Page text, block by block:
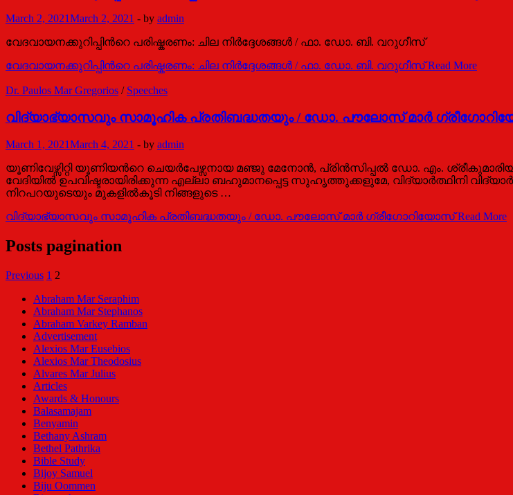
March 2, 2021March 2, 2021 - by admin
വേദവായനക്കുറിപ്പിന്‍റെ പരിഷ്കരണം: ചില നിര്‍ദ്ദേശങ്ങള്‍ / ഫാ. ഡോ. ബി. വറുഗീസ്
വേദവായനക്കുറിപ്പിന്‍റെ പരിഷ്കരണം: ചില നിര്‍ദ്ദേശങ്ങള്‍ / ഫാ. ഡോ. ബി. വറുഗീസ്Read More
Dr. Paulos Mar Gregorios / Speeches
വിദ്യാഭ്യാസവും സാമൂഹിക പ്രതിബദ്ധതയും / ഡോ. പൗലോസ് മാര്‍
March 1, 2021March 4, 2021 - by admin
യൂണിവേഴ്സിറ്റി യൂണിയന്‍റെ ചെയര്‍പേഴ്സനായ മഞ്ജു മേനോന്‍, പ്രിന്‍സിപ്പല്‍ ഡോ. എം.
വേദിയില്‍ ഉപവിഷ്ടരായിരിക്കുന്ന എല്ലാ ബഹുമാനപ്പെട്ട സുഹൃത്തുക്കളുമേ, വിദ്യാര്‍ത്ഥിനി
നിറപറയുടെയും മുകളില്‍കൂടി നിങ്ങളുടെ …
വിദ്യാഭ്യാസവും സാമൂഹിക പ്രതിബദ്ധതയും / ഡോ. പൗലോസ് മാര്‍ ഗ്രീഗോറിയോസ്Read More
Posts pagination
Previous 1 2
Abraham Mar Seraphim
Abraham Mar Stephanos
Abraham Varkey Ramban
Advertisement
Alexios Mar Eusebios
Alexios Mar Theodosius
Alvares Mar Julius
Articles
Awards & Honours
Balasamajam
Benyamin
Bethany Ashram
Bethel Pathrika
Bible Study
Bijoy Samuel
Biju Oommen